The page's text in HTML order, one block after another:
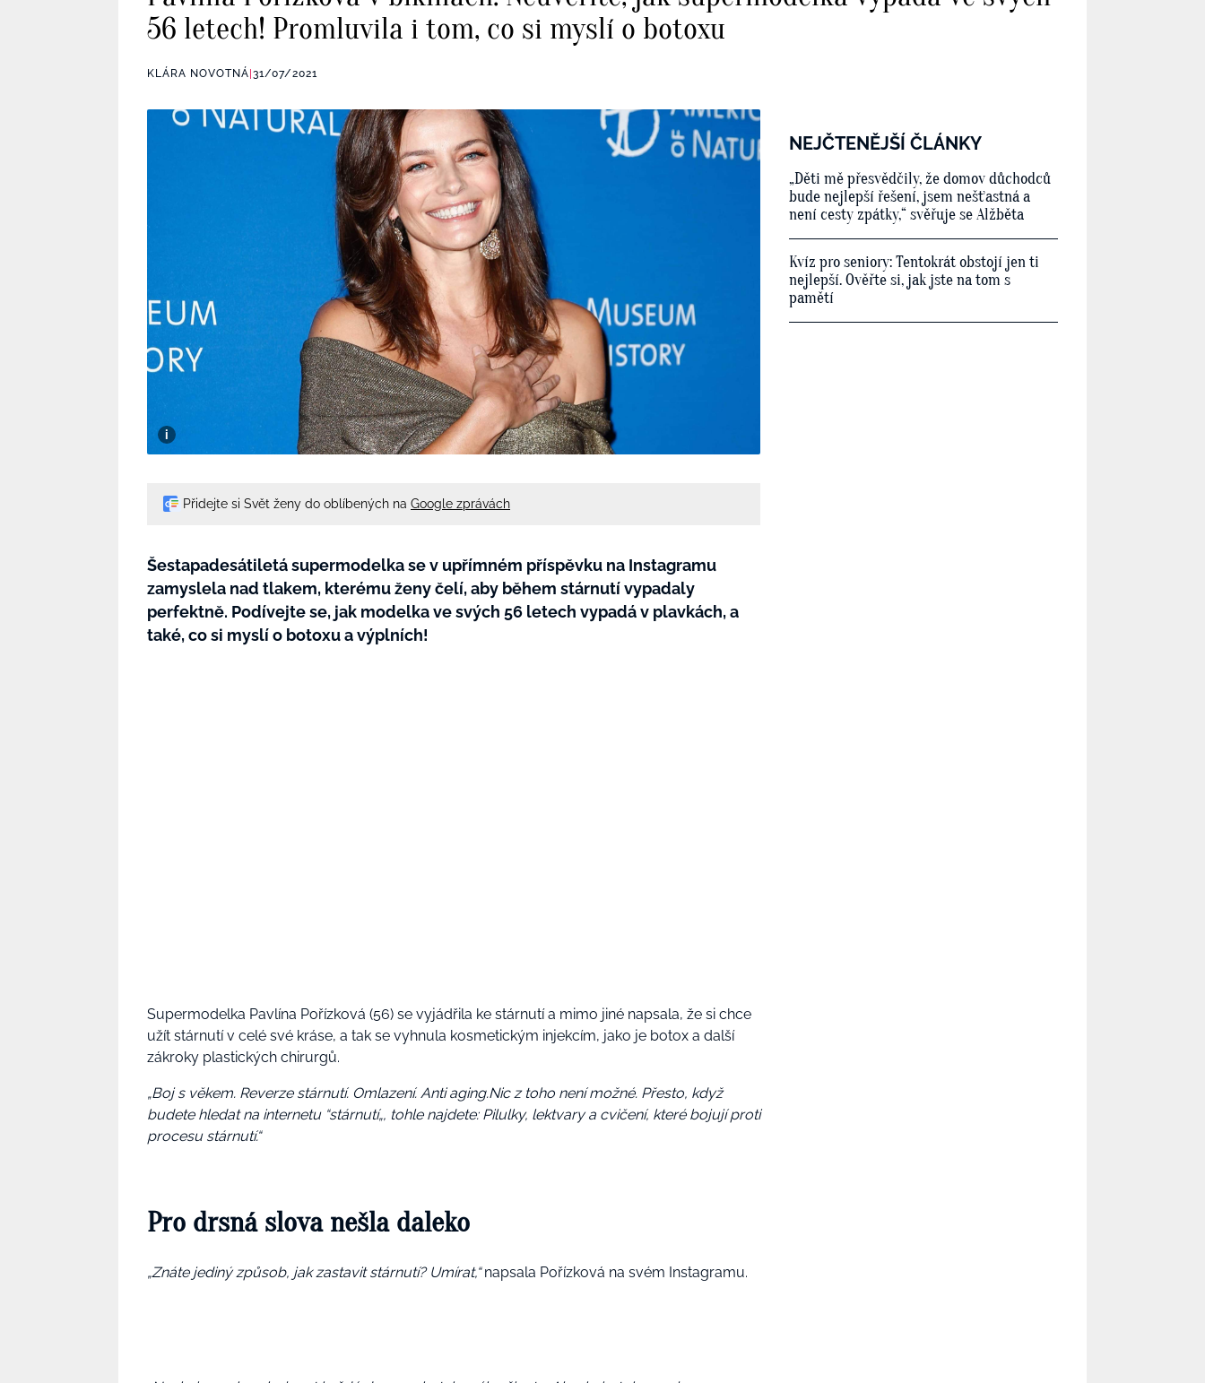
56 letech! Promluvila i tom, co si myslí o botoxu
KLÁRA NOVOTNÁ 31/07/2021
Přidejte si Svět ženy do oblíbených na Google zprávách
Šestapadesátiletá supermodelka se v upřímném příspěvku na Instagramu
zamyslela nad tlakem, kterému ženy čelí, aby během stárnutí vypadaly
perfektně. Podívejte se, jak modelka ve svých 56 letech vypadá v plavkách, a
také, co si myslí o botoxu a výplních!
Supermodelka Pavlína Pořízková (56) se vyjádřila ke stárnutí a mimo jiné napsala, že si chce
užít stárnutí v celé své kráse, a tak se vyhnula kosmetickým injekcím, jako je botox a další
zákroky plastických chirurgů.
„Boj s věkem. Reverze stárnutí. Omlazení. Anti aging.Nic z toho není možné. Přesto, když
budete hledat na internetu “stárnutí„, tohle najdete: Pilulky, lektvary a cvičení, které bojují proti
procesu stárnutí.“
Pro drsná slova nešla daleko
„Znáte jediný způsob, jak zastavit stárnutí? Umírat,“napsala Pořízková na svém Instagramu.
NEJČTENĚJŠÍ ČLÁNKY
„Děti mě přesvědčily, že domov důchodců
bude nejlepší řešení, jsem nešťastná a
není cesty zpátky,“ svěřuje se Alžběta
Kvíz pro seniory: Tentokrát obstojí jen ti
nejlepší. Ověřte si, jak jste na tom s
pamětí